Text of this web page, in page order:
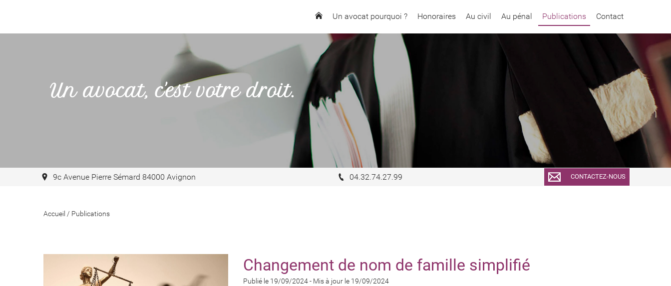
Un avocat pourquoi ? Honoraires Au civil Au pénal Publications Contact
Un avocat, c'est votre droit.
9c Avenue Pierre Sémard 84000 Avignon 04.32.74.27.99 CONTACTEZ-NOUS
Accueil / Publications
Changement de nom de famille simplifié
Publié le 19/09/2024- Mis à jour le 19/09/2024